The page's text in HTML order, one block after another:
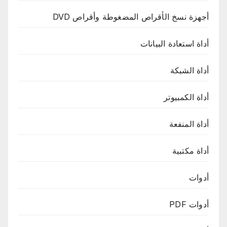
أجهزة نسخ الأقراص المضغوطة وأقراص DVD
أداة استعادة البيانات
أداة الشبكة
أداة الكمبيوتر
أداة المنفعة
أداة مكتبية
أدوات
أدوات PDF